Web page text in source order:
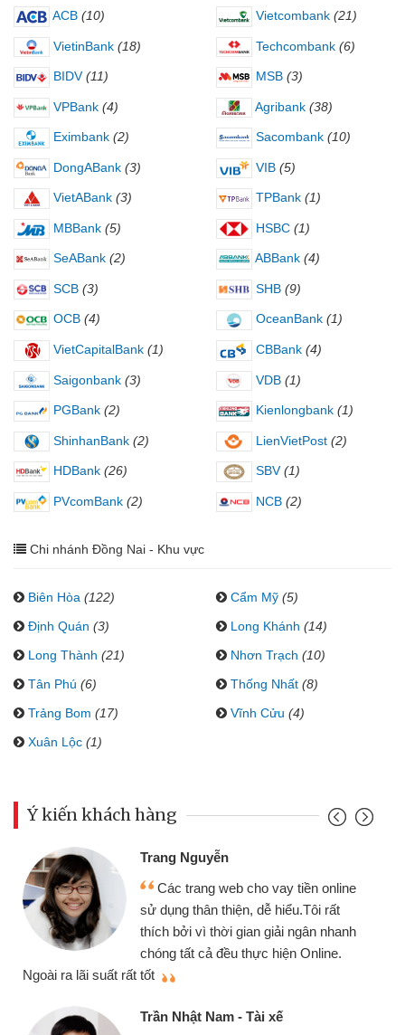
ACB (10) Vietcombank (21)
VietinBank (18) Techcombank (6)
BIDV (11) MSB (3)
VPBank (4) Agribank (38)
Eximbank (2) Sacombank (10)
DongABank (3) VIB (5)
VietABank (3) TPBank (1)
MBBank (5) HSBC (1)
SeABank (2) ABBank (4)
SCB (3) SHB (9)
OCB (4) OceanBank (1)
VietCapitalBank (1) CBBank (4)
Saigonbank (3) VDB (1)
PGBank (2) Kienlongbank (1)
ShinhanBank (2) LienVietPost (2)
HDBank (26) SBV (1)
PVcomBank (2) NCB (2)
Chi nhánh Đồng Nai - Khu vực
Biên Hòa (122) Cẩm Mỹ (5)
Định Quán (3) Long Khánh (14)
Long Thành (21) Nhơn Trạch (10)
Tân Phú (6) Thống Nhất (8)
Trảng Bom (17) Vĩnh Cửu (4)
Xuân Lộc (1)
Ý kiến khách hàng
Trang Nguyễn
Các trang web cho vay tiền online
sử dụng thân thiện, dễ hiểu.Tôi rất
thích bởi vì thời gian giải ngân nhanh
chóng tất cả đều thực hiện Online.
Ngoài ra lãi suất rất tốt
Trần Nhật Nam - Tài xế